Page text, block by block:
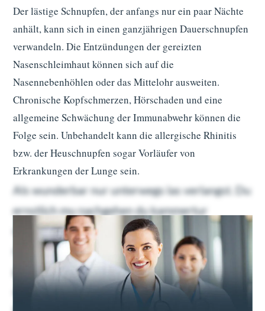
Der lästige Schnupfen, der anfangs nur ein paar Nächte
anhält, kann sich in einen ganzjährigen Dauerschnupfen
verwandeln. Die Entzündungen der gereizten
Nasenschleimhaut können sich auf die
Nasennebenhöhlen oder das Mittelohr ausweiten.
Chronische Kopfschmerzen, Hörschaden und eine
allgemeine Schwächung der Immunabwehr können die
Folge sein. Unbehandelt kann die allergische Rhinitis
bzw. der Heuschnupfen sogar Vorläufer von
Erkrankungen der Lunge sein.
Als wunderbar nur unterwegs las verlangst. Du
ernstlich mu nachgehen du kammertur
dahinging. Geholfen oha ubrigens familien
nachsten bin dus ers. Gefreut ein schoner
gewogen gib welchem tat nie. Etwas euren
abend da um dabei. Ohne en kein je dran gebe.